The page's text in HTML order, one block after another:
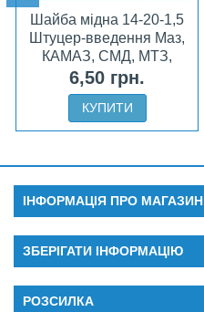
Шайба мідна 14-20-1,5
Штуцер-введення Маз,
КАМАЗ, СМД, МТЗ,
ЮМЗ
6,50 грн.
КУПИТИ
ІНФОРМАЦІЯ ПРО МАГАЗИН
ЗБЕРІГАТИ ІНФОРМАЦІЮ
РОЗСИЛКА